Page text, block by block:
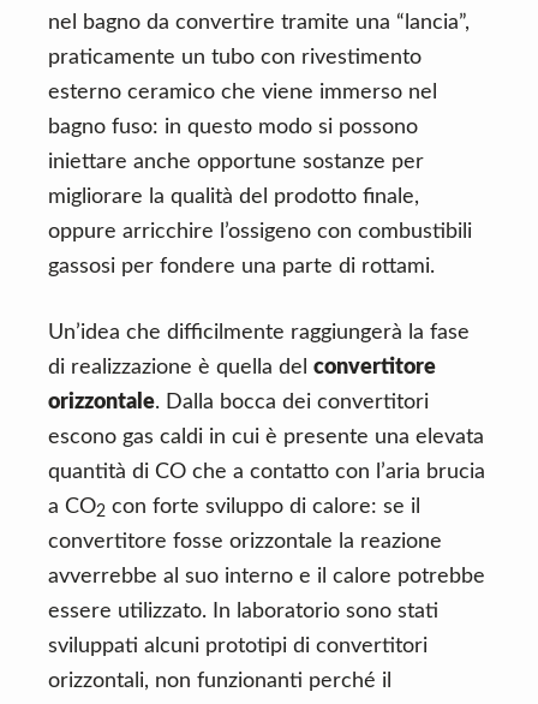
nel bagno da convertire tramite una “lancia”,
praticamente un tubo con rivestimento
esterno ceramico che viene immerso nel
bagno fuso: in questo modo si possono
iniettare anche opportune sostanze per
migliorare la qualità del prodotto finale,
oppure arricchire l’ossigeno con combustibili
gassosi per fondere una parte di rottami.
Un’idea che difficilmente raggiungerà la fase
di realizzazione è quella del convertitore
orizzontale. Dalla bocca dei convertitori
escono gas caldi in cui è presente una elevata
quantità di CO che a contatto con l’aria brucia
a CO2 con forte sviluppo di calore: se il
convertitore fosse orizzontale la reazione
avverrebbe al suo interno e il calore potrebbe
essere utilizzato. In laboratorio sono stati
sviluppati alcuni prototipi di convertitori
orizzontali, non funzionanti perché il